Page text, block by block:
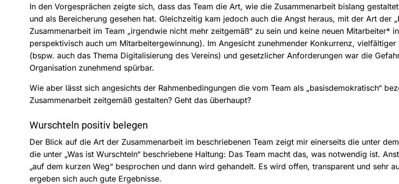
In den Vorgesprächen zeigte sich, dass das Team die Art, wie die Zusammenarbeit bislang
und als Bereicherung gesehen hat. Gleichzeitig kam jedoch auch die Angst heraus, mit der Art der
Zusammenarbeit im Team „irgendwie nicht mehr zeitgemäß“ zu sein und keine neuen Mitarbeiter*
perspektivisch auch um Mitarbeitergewinnung). Im Angesicht zunehmender Konkurrenz,
(bspw. auch das Thema Digitalisierung des Vereins) und gesetzlicher Anforderungen war die
Organisation zunehmend spürbar.
Wie aber lässt sich angesichts der Rahmenbedingungen die vom Team als „basisdemokratisch“
Zusammenarbeit zeitgemäß gestalten? Geht das überhaupt?
Wurschteln positiv belegen
Der Blick auf die Art der Zusammenarbeit im beschriebenen Team zeigt mir einerseits die unter
die unter „Was ist Wurschteln“ beschriebene Haltung: Das Team macht das, was notwendig ist.
„auf dem kurzen Weg“ besprochen und dann wird gehandelt. Es wird offen, transparent und sehr
ergeben sich auch gute Ergebnisse.